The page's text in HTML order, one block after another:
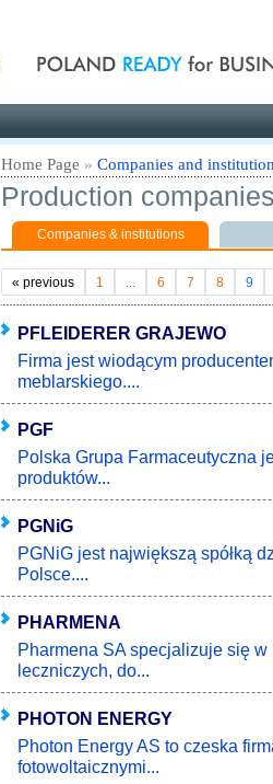
Home Page » Companies and
Production
Companies & institutions
« previous 1 6 7 8 9
PFLEIDERER GRAJEWO
Firma jest wiodącym
meblarskiego....
PGF
Polska Grupa Farmaceutyczna
produktów...
PGNiG
PGNiG jest największą spółką
Polsce....
PHARMENA
Pharmena SA specjalizuje się
leczniczych, do...
PHOTON ENERGY
Photon Energy AS to czeska
fotowoltaicznymi...